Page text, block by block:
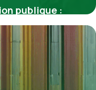
publique :